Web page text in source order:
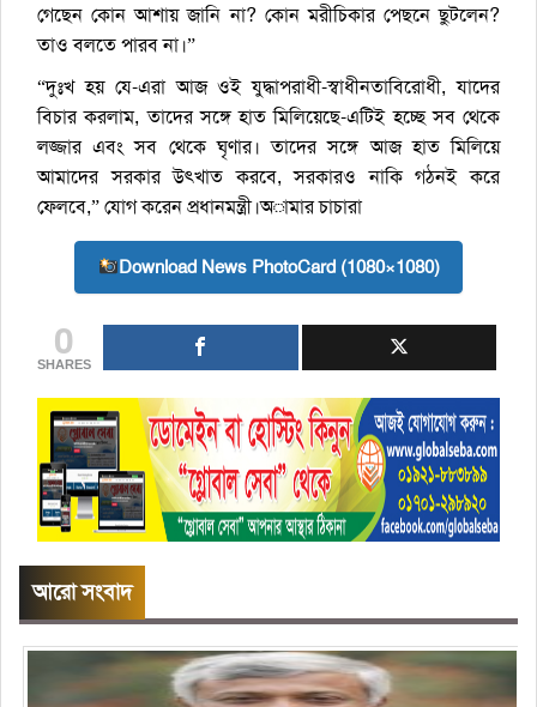
গেছেন কোন আশায় জানি না? কোন মরীচিকার পেছনে ছুটলেন?
তাও বলতে পারব না।”
“দুঃখ হয় যে-এরা আজ ওই যুদ্ধাপরাধী-স্বাধীনতাবিরোধী, যাদের
বিচার করলাম, তাদের সঙ্গে হাত মিলিয়েছে-এটিই হচ্ছে সব থেকে
লজ্জার এবং সব থেকে ঘৃণার। তাদের সঙ্গে আজ হাত মিলিয়ে
আমাদের সরকার উৎখাত করবে, সরকারও নাকি গঠনই করে
ফেলবে,” যোগ করেন প্রধানমন্ত্রী।অামার চাচারা
Download News PhotoCard (1080×1080)
0
SHARES
আরো সংবাদ